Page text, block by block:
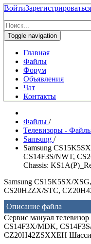
ВойтиЗарегистрироваться
Toggle navigation
Главная
Файлы
Форум
Объявления
Чат
Контакты
Файлы /
Телевизоры -
Samsung /
Samsung
CS14F3S/NWT,
Chassis:
Samsung CS15K5SX/
CS20H2ZX/STC,
Описание файла
Сервис мануал
CS14F3X/MDK,
CZ20H42ZSXXEH